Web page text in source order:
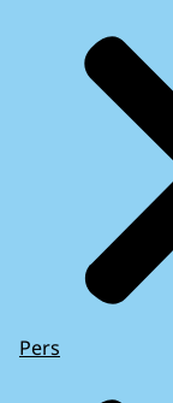
Pers